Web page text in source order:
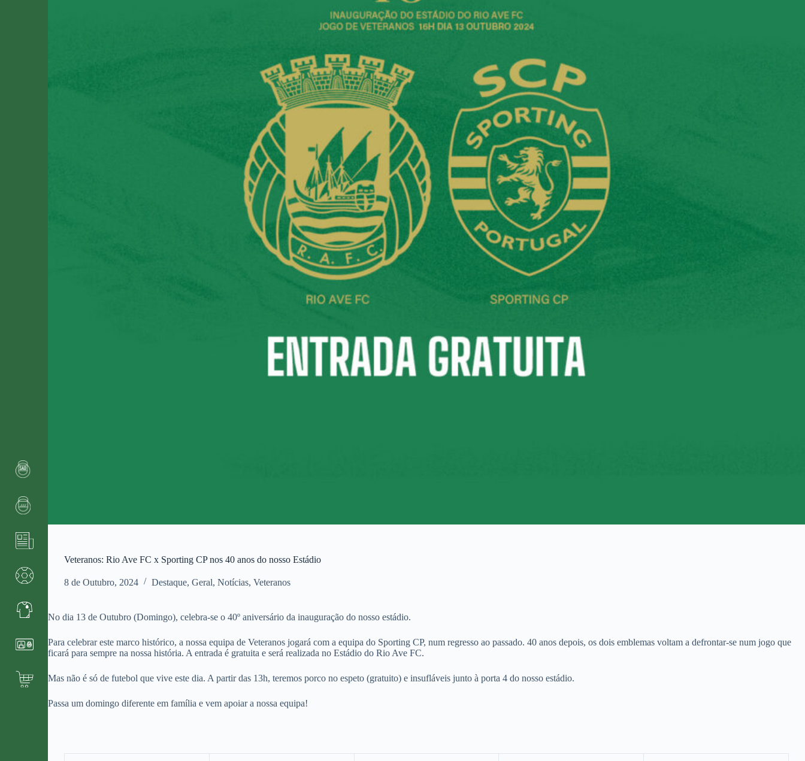
Veteranos: Rio Ave FC x Sporting CP nos 40 anos do nosso Estádio
8 de Outubro, 2024 Destaque,Geral,Notícias,Veteranos
No dia 13 de Outubro (Domingo), celebra-se o 40º aniversário da inauguração do nosso estádio.
Para celebrar este marco histórico, a nossa equipa de Veteranos jogará com a equipa do Sporting CP, num regresso ao passado. 40 anos depois, os dois emblemas voltam a defrontar-se num jogo que
ficará para sempre na nossa história. A entrada é gratuita e será realizada no Estádio do Rio Ave FC.
Mas não é só de futebol que vive este dia. A partir das 13h, teremos porco no espeto (gratuito) e insufláveis junto à porta 4 do nosso estádio.
Passa um domingo diferente em família e vem apoiar a nossa equipa!